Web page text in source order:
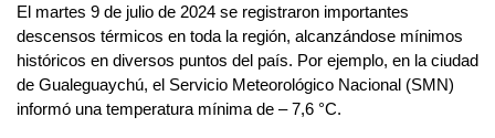
El martes 9 de julio de 2024 se registraron importantes
descensos térmicos en toda la región, alcanzándose mínimos
históricos en diversos puntos del país. Por ejemplo, en la ciudad
de Gualeguaychú, el Servicio Meteorológico Nacional (SMN)
informó una temperatura mínima de – 7,6 °C.